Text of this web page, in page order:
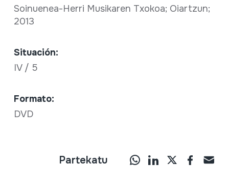
Soinuenea-Herri Musikaren Txokoa; Oiartzun;
2013
Situación:
IV / 5
Formato:
DVD
Partekatu